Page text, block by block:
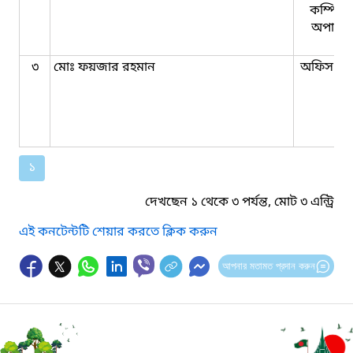
৩ মোঃ ফয়জার রহমান অফিস
১
দেখছেন ১ থেকে ৩ পর্যন্ত, মোট ৩ এন্ট্রি
এই কনটেন্টটি শেয়ার করতে ক্লিক করুন
আপনার মতামত প্রদান করুন